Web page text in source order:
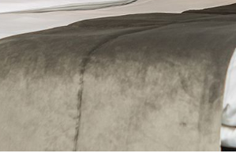
RESTAURANT
ARRANGEMENTEN
INFORMATIE